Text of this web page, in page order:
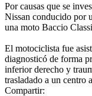
Por causas que se
Nissan conducido por
una moto Baccio
El motociclista fue
diagnosticó de forma
inferior derecho y
trasladado a un centro
Compartir: